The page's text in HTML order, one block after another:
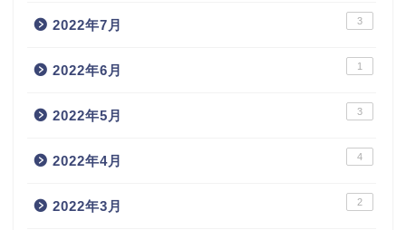
2022年7月 3
2022年6月 1
2022年5月 3
2022年4月 4
2022年3月 2